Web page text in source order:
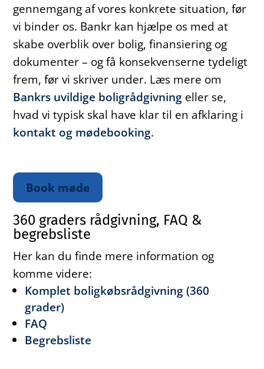
gennemgang af vores konkrete situation, før
vi binder os. Bankr kan hjælpe os med at
skabe overblik over bolig, finansiering og
dokumenter – og få konsekvenserne tydeligt
frem, før vi skriver under. Læs mere om
Bankrs uvildige boligrådgivning eller se,
hvad vi typisk skal have klar til en afklaring i
kontakt og mødebooking.
Book møde
360 graders rådgivning, FAQ &
begrebsliste
Her kan du finde mere information og
komme videre:
Komplet boligkøbsrådgivning (360
grader)
FAQ
Begrebsliste